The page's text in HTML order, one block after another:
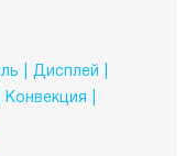
Дисплей
Конвекция